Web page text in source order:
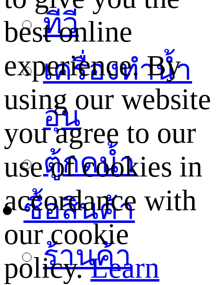
ทีวี
เครื่องทำน้ำ
อุ่น
ตู้กดน้ำ
ซื้อสินค้า
ร้านค้า
best online
experience. By
using our website
you agree to our
use of cookies in
accordance with
our cookie
policy.Learn